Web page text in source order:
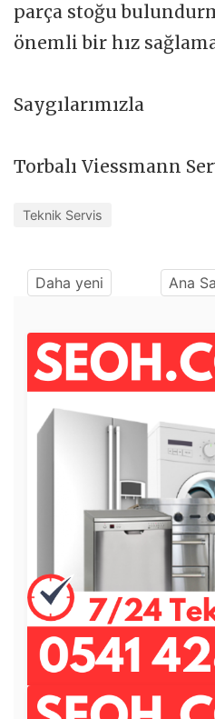
parça stoğu
önemli bir hız
Saygılarımızla
Torbalı Viessmann
Teknik Servis
Daha yeni Ana